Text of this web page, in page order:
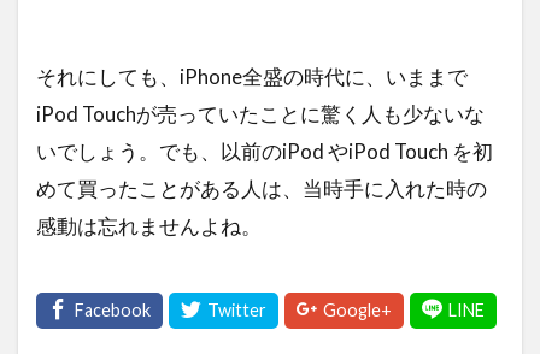
それにしても、iPhone全盛の時代に、いままで
iPod Touchが売っていたことに驚く人も少ないな
いでしょう。でも、以前のiPod やiPod Touch を初
めて買ったことがある人は、当時手に入れた時の
感動は忘れませんよね。